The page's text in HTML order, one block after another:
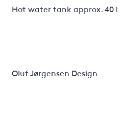
Hot water tank approx. 40 l
Oluf Jørgensen Design